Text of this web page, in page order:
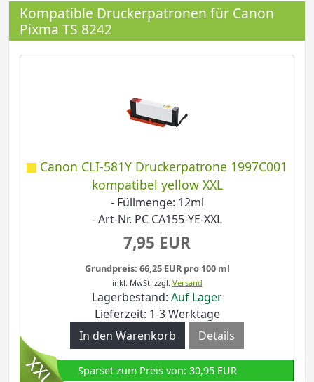
Kompatible Druckerpatronen für Canon
Pixma TS 8242
Canon CLI-581Y Druckerpatrone 1997C001
kompatibel yellow XXL
- Füllmenge: 12ml
- Art-Nr. PC CA155-YE-XXL
7,95 EUR
Grundpreis: 66,25 EUR pro 100 ml
inkl. MwSt. zzgl. Versand
Lagerbestand: Auf Lager
Lieferzeit: 1-3 Werktage
Details
Sparset zum Preis von: 30,95 EUR